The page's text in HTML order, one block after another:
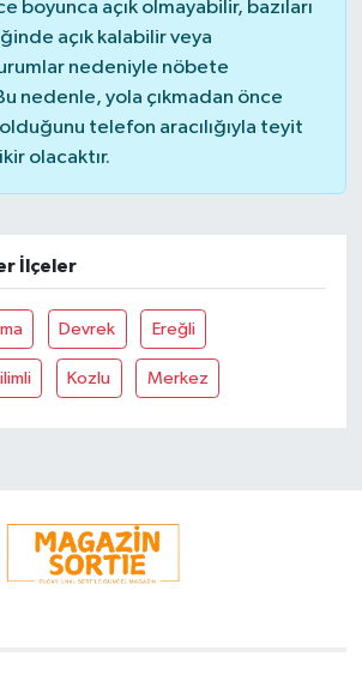
boyunca açık olmayabilir, bazıları
açık kalabilir veya
nedeniyle nöbete
nedenle, yola çıkmadan önce
telefon aracılığıyla teyit
olacaktır.
İlçeler
Devrek Ereğli
Kozlu Merkez